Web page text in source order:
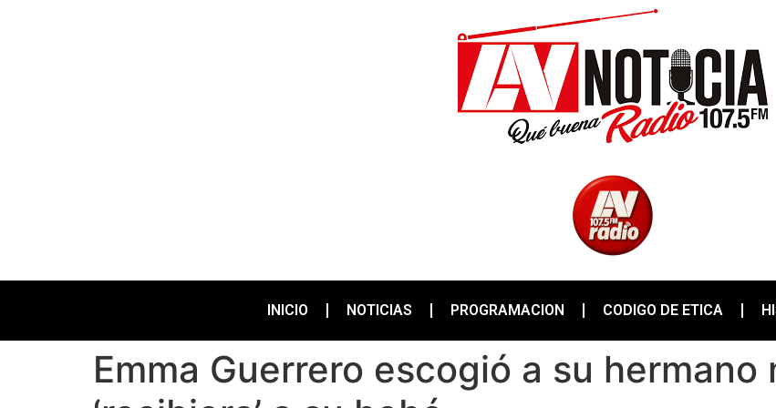
INICIO NOTICIAS PROGRAMACION CODIGO DE ETICA
Emma Guerrero escogió a su hermano